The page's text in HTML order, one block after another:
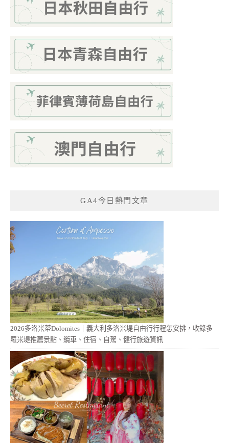
GA4今日熱門文章
2026多洛米蒂Dolomites｜義大利多洛米堤自由行行程怎安排，收錄多
羅米堤推薦景點、纜車、住宿、自駕、健行旅遊資訊